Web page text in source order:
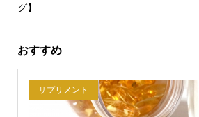
グ】
おすすめ
サプリメント